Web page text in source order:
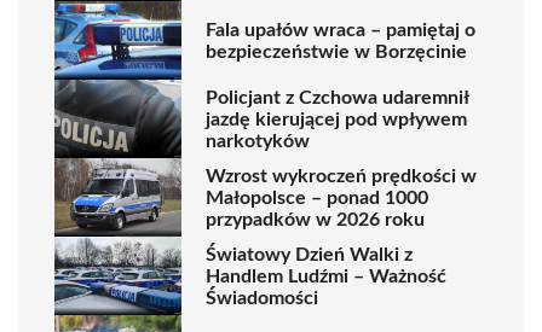
Fala upałów wraca – pamiętaj o
bezpieczeństwie w Borzęcinie
Policjant z Czchowa udaremnił
jazdę kierującej pod wpływem
narkotyków
Wzrost wykroczeń prędkości w
Małopolsce – ponad 1000
przypadków w 2026 roku
Światowy Dzień Walki z
Handlem Ludźmi – Ważność
Świadomości